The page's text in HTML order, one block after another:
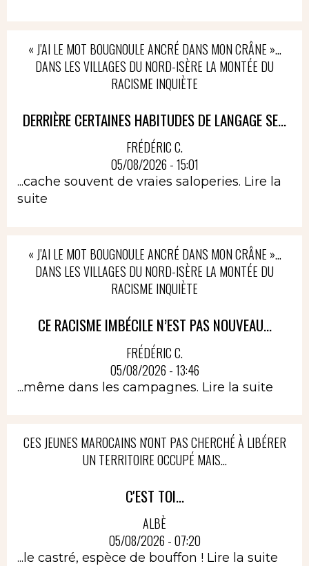
« J’AI LE MOT BOUGNOULE ANCRÉ DANS MON CRÂNE »…
DANS LES VILLAGES DU NORD-ISÈRE LA MONTÉE DU
RACISME INQUIÈTE
DERRIÈRE CERTAINES HABITUDES DE LANGAGE SE...
FRÉDÉRIC C.
05/08/2026 - 15:01
...cache souvent de vraies saloperies. Lire la
suite
« J’AI LE MOT BOUGNOULE ANCRÉ DANS MON CRÂNE »…
DANS LES VILLAGES DU NORD-ISÈRE LA MONTÉE DU
RACISME INQUIÈTE
CE RACISME IMBÉCILE N’EST PAS NOUVEAU...
FRÉDÉRIC C.
05/08/2026 - 13:46
...même dans les campagnes. Lire la suite
CES JEUNES MAROCAINS N'ONT PAS CHERCHÉ À LIBÉRER
UN TERRITOIRE OCCUPÉ MAIS...
C'EST TOI...
ALBÈ
05/08/2026 - 07:20
...le castré, espèce de bouffon ! Lire la suite